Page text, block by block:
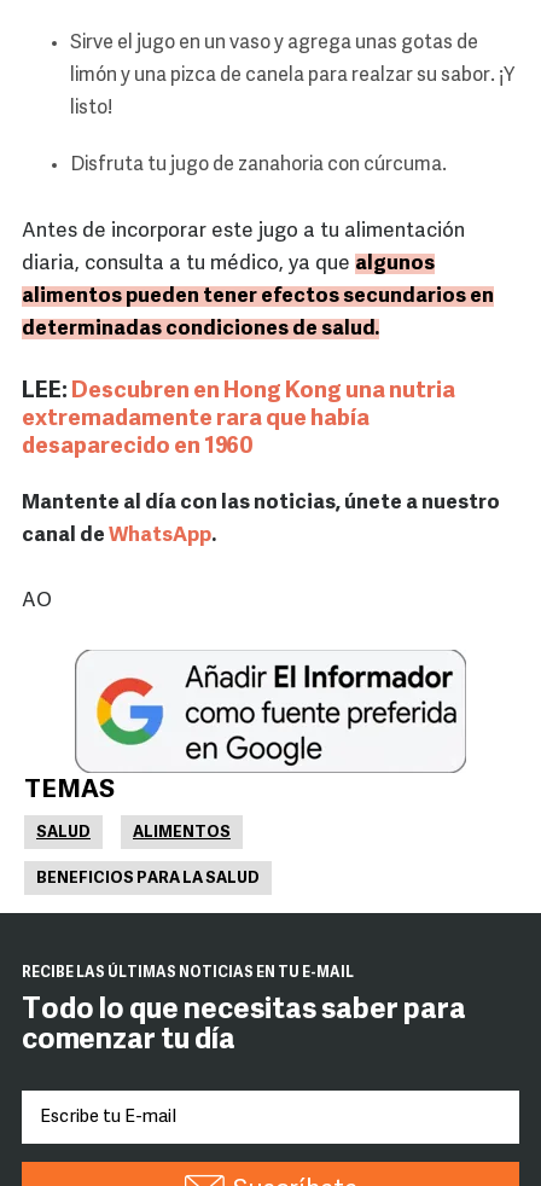
Sirve el jugo en un vaso y agrega unas gotas de
limón y una pizca de canela para realzar su sabor. ¡Y
listo!
Disfruta tu jugo de zanahoria con cúrcuma.
Antes de incorporar este jugo a tu alimentación
diaria, consulta a tu médico, ya que algunos
alimentos pueden tener efectos secundarios en
determinadas condiciones de salud.
LEE: Descubren en Hong Kong una nutria
extremadamente rara que había
desaparecido en 1960
Mantente al día con las noticias, únete a nuestro
canal de WhatsApp.
AO
TEMAS
SALUD ALIMENTOS
BENEFICIOS PARA LA SALUD
RECIBE LAS ÚLTIMAS NOTICIAS EN TU E-MAIL
Todo lo que necesitas saber para
comenzar tu día